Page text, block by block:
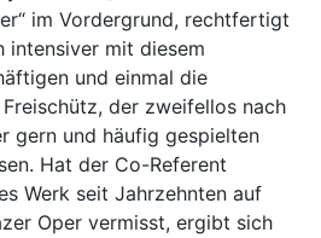
im Vordergrund, rechtfertigt
intensiver mit diesem
und einmal die
der zweifellos nach
gern und häufig gespielten
Hat der Co-Referent
Werk seit Jahrzehnten auf
Oper vermisst, ergibt sich